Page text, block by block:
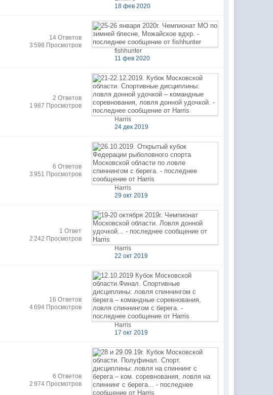
18 фев 2020
14 Ответов
3 598 Просмотров
fishhunter
11 фев 2020
2 Ответов
1 987 Просмотров
Harris
24 дек 2019
6 Ответов
3 951 Просмотров
Harris
29 окт 2019
1 Ответ
2 242 Просмотров
Harris
22 окт 2019
16 Ответов
4 694 Просмотров
Harris
17 окт 2019
6 Ответов
2 974 Просмотров